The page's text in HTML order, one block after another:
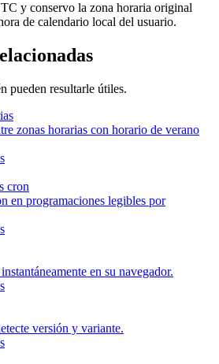
y conservo la zona horaria original
de calendario local del usuario.
pueden resultarle útiles.
zonas horarias con horario de verano
cron
en programaciones legibles por
en su navegador.
versión y variante.